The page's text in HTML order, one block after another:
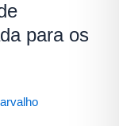
para os